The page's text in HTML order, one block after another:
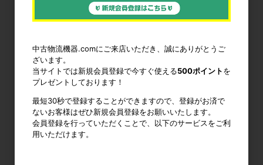
オフィス用
品・衛生用品
今回のピックアップ商品
中古物流機器.comにご来店いただき、誠にありがとうご
ざいます。
当サイトでは新規会員登録で今すぐ使える500ポイントを
プレゼントしております！
最短30秒で登録することができますので、登録がお済で
ないお客様はぜひ新規会員登録をお願いいたします。
会員登録を行っていただくことで、以下のサービスをご利
用いただけます。